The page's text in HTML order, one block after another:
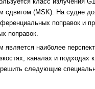
сдвигом (MSK). На судне
поправок и
поправок.
наиболее
каналах и подходах
следующие